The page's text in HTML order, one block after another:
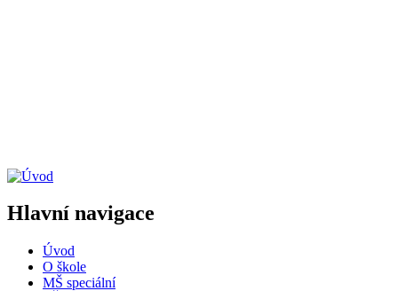
Hlavní navigace
Úvod
O škole
MŠ speciální